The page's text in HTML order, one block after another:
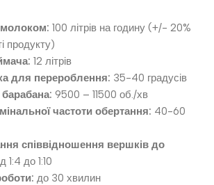
молоком: 100 літрів на годину (+/- 20%
продукту)
12 літрів
для перероблення: 35-40 градусів
9500 – 11500 об./хв
частоти обертання: 40-60
співвідношення вершків до
1:4 до 1:10
до 30 хвилин